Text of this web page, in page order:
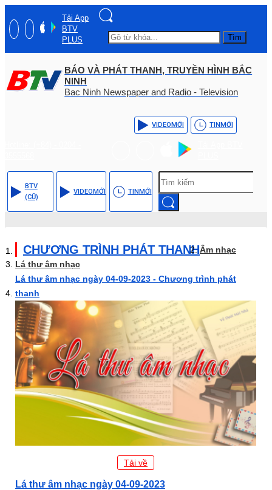
Tải App
BTV
PLUS
Tìm
BÁO VÀ PHÁT THANH, TRUYỀN HÌNH BẮC
NINH
Bac Ninh Newspaper and Radio - Television
VIDEOMỚI TINMỚI
BTV
(CŨ)
VIDEOMỚI TINMỚI
CHƯƠNG TRÌNH PHÁT THANHÂm nhạc
Lá thư âm nhạc
Lá thư âm nhạc ngày 04-09-2023 - Chương trình phát
thanh
Tải về
Lá thư âm nhạc ngày 04-09-2023